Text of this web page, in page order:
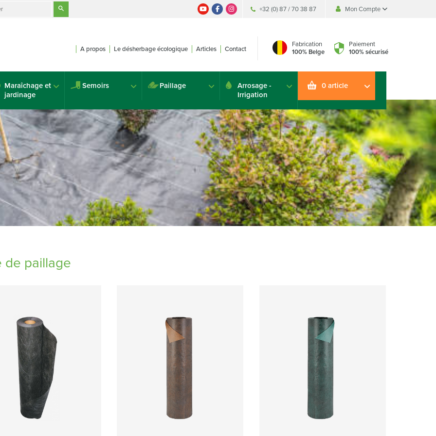
+32 (0) 87 / 70 38 87
Mon Compte
Créer un compte
A propos Le désherbage écologique Articles Contact
Fabrication
100% Belge
Paiement
100% sécurisé
Maraîchage et
jardinage
Semoirs Paillage
Arrosage -
Irrigation
0 article
de paillage